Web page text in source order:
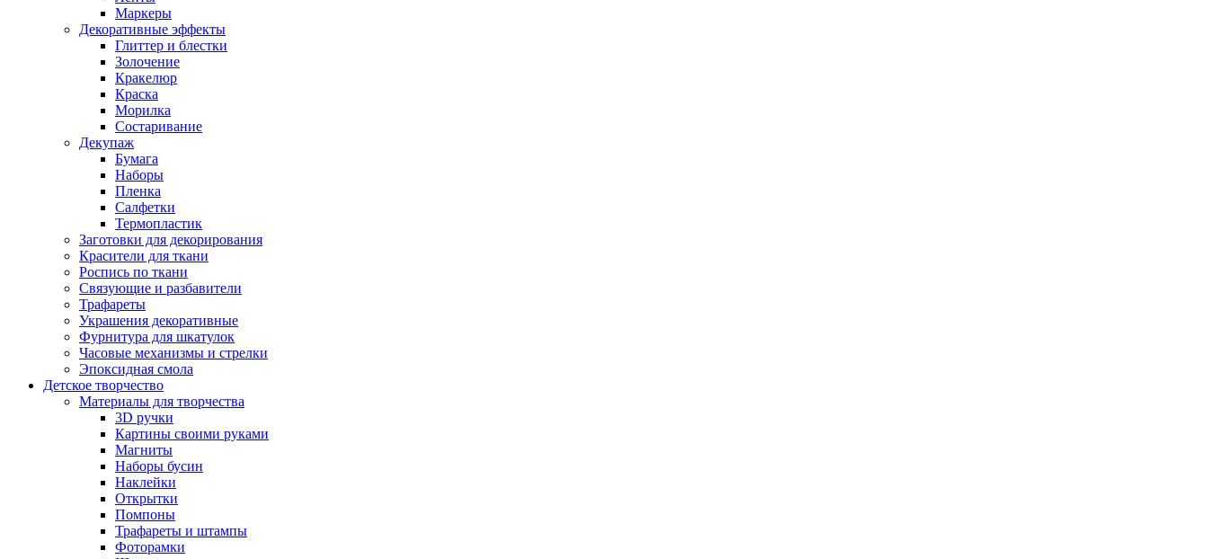
Маркеры
Декоративные эффекты
Глиттер и блестки
Золочение
Кракелюр
Краска
Морилка
Состаривание
Декупаж
Бумага
Наборы
Пленка
Салфетки
Термопластик
Заготовки для декорирования
Красители для ткани
Роспись по ткани
Связующие и разбавители
Трафареты
Украшения декоративные
Фурнитура для шкатулок
Часовые механизмы и стрелки
Эпоксидная смола
Детское творчество
Материалы для творчества
3D ручки
Картины своими руками
Магниты
Наборы бусин
Наклейки
Открытки
Помпоны
Трафареты и штампы
Фоторамки